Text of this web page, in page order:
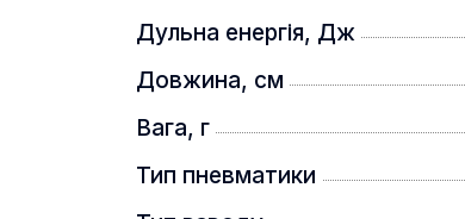
Дульна енергія, Дж
Довжина, см
Вага, г
Тип пневматики